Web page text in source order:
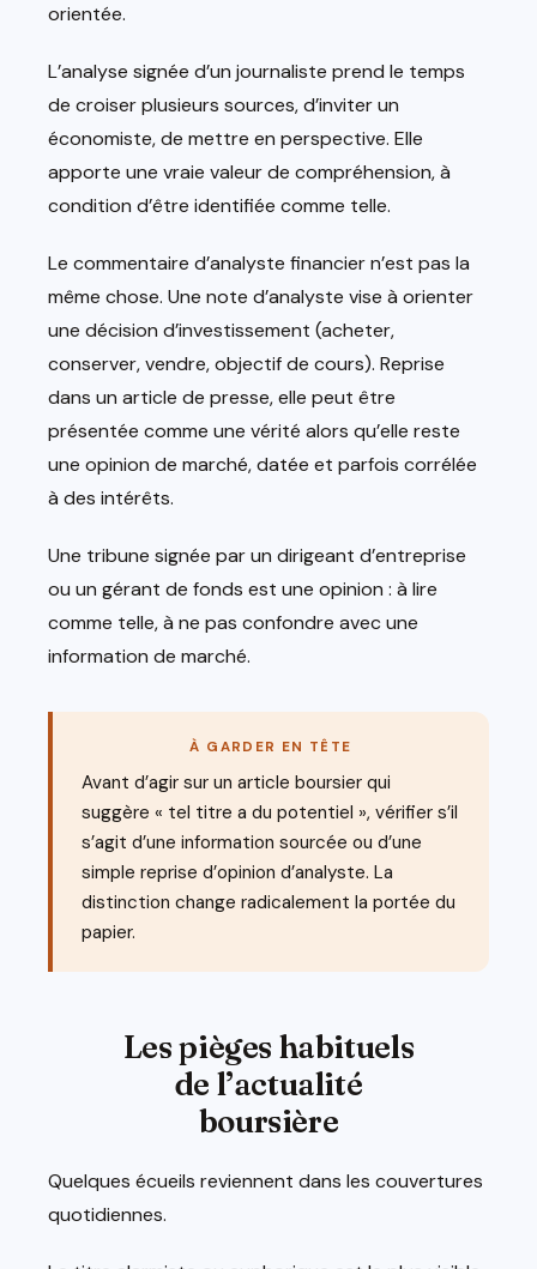
orientée.
L’analyse signée d’un journaliste prend le temps
de croiser plusieurs sources, d’inviter un
économiste, de mettre en perspective. Elle
apporte une vraie valeur de compréhension, à
condition d’être identifiée comme telle.
Le commentaire d’analyste financier n’est pas la
même chose. Une note d’analyste vise à orienter
une décision d’investissement (acheter,
conserver, vendre, objectif de cours). Reprise
dans un article de presse, elle peut être
présentée comme une vérité alors qu’elle reste
une opinion de marché, datée et parfois corrélée
à des intérêts.
Une tribune signée par un dirigeant d’entreprise
ou un gérant de fonds est une opinion : à lire
comme telle, à ne pas confondre avec une
information de marché.
À GARDER EN TÊTE
Avant d’agir sur un article boursier qui
suggère « tel titre a du potentiel », vérifier s’il
s’agit d’une information sourcée ou d’une
simple reprise d’opinion d’analyste. La
distinction change radicalement la portée du
papier.
Les pièges habituels
de l’actualité
boursière
Quelques écueils reviennent dans les couvertures
quotidiennes.